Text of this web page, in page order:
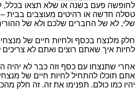
לחופשה פעם בשנה או שלא תצאו
טסלה חדשה או רהיטים מעוצבים בבית
שלי, לא של החברים שלכם ולא של
חלק מלנצח בכסף ולחיות חיים של
לחיות איך שאתם רוצים ואתם לא
אחרי שתנצחו עם כסף וזה כבר לא יהיה
אתם תוכלו להתחיל לחיות חיים של
יהיו כמו כולם. תפנימו את זה. זה חלק